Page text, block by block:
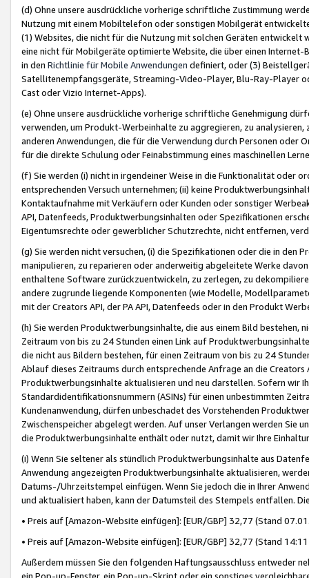
(d) Ohne unsere ausdrückliche vorherige schriftliche Zustimmung
Nutzung mit einem Mobiltelefon oder sonstigen Mobilgerät
(1) Websites, die nicht für die Nutzung mit solchen Geräten
eine nicht für Mobilgeräte optimierte Website, die über einen
in den Richtlinie für Mobile Anwendungen definiert, oder (3)
Satellitenempfangsgeräte, Streaming-Video-Player, Blu-Ray-Player
Cast oder Vizio Internet-Apps).
(e) Ohne unsere ausdrückliche vorherige schriftliche Genehmigung
verwenden, um Produkt-Werbeinhalte zu aggregieren, zu
anderen Anwendungen, die für die Verwendung durch Personen
für die direkte Schulung oder Feinabstimmung eines maschinellen
(f) Sie werden (i) nicht in irgendeiner Weise in die Funktionalität oder
entsprechenden Versuch unternehmen; (ii) keine
Kontaktaufnahme mit Verkäufern oder Kunden oder sonstiger
API, Datenfeeds, Produktwerbungsinhalten oder Spezifikationen
Eigentumsrechte oder gewerblicher Schutzrechte, nicht entfernen,
(g) Sie werden nicht versuchen, (i) die Spezifikationen oder die in
manipulieren, zu reparieren oder anderweitig abgeleitete Werke
enthaltene Software zurückzuentwickeln, zu zerlegen, zu
andere zugrunde liegende Komponenten (wie Modelle,
mit der Creators API, der PA API, Datenfeeds oder in den Produkt
(h) Sie werden Produktwerbungsinhalte, die aus einem Bild bestehen,
Zeitraum von bis zu 24 Stunden einen Link auf
die nicht aus Bildern bestehen, für einen Zeitraum von bis zu 24
Ablauf dieses Zeitraums durch entsprechende Anfrage an die
Produktwerbungsinhalte aktualisieren und neu darstellen. Sofern wir
Standardidentifikationsnummern (ASINs) für einen unbestimmten
Kundenanwendung, dürfen unbeschadet des Vorstehenden
Zwischenspeicher abgelegt werden. Auf unser Verlangen werden Sie
die Produktwerbungsinhalte enthält oder nutzt, damit wir Ihre
(i) Wenn Sie seltener als stündlich Produktwerbungsinhalte aus
Anwendung angezeigten Produktwerbungsinhalte aktualisieren,
Datums-/Uhrzeitstempel einfügen. Wenn Sie jedoch die in Ihrer
und aktualisiert haben, kann der Datumsteil des Stempels entfallen.
• Preis auf [Amazon-Website einfügen]: [EUR/GBP] 32,77 (Stand
• Preis auf [Amazon-Website einfügen]: [EUR/GBP] 32,77 (Stand
Außerdem müssen Sie den folgenden Haftungsausschluss entweder
ein Pop-up-Fenster, ein Pop-up-Skript oder ein sonstiges